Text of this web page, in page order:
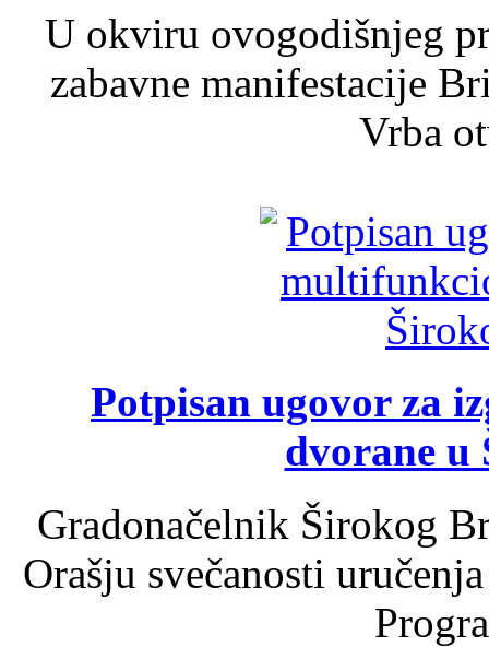
U okviru ovogodišnjeg
zabavne manifestacije
Vrba
Potpisan ugovor za
dvorane u
Gradonačelnik Širokog
Orašju svečanosti